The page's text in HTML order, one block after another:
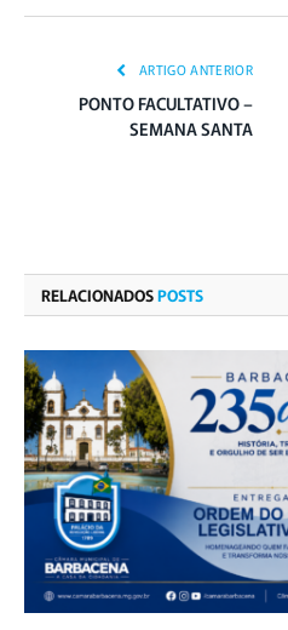
ARTIGO ANTERIOR
PONTO FACULTATIVO –
SEMANA SANTA
RELACIONADOSPOSTS